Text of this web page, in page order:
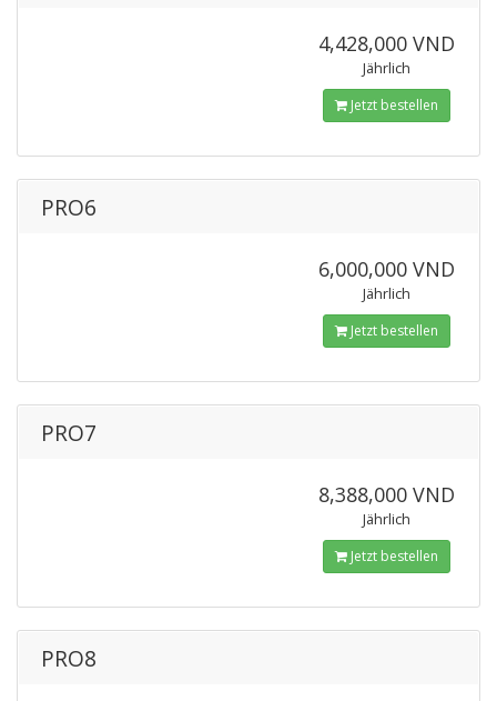
4,428,000 VND
Jährlich
Jetzt bestellen
PRO6
6,000,000 VND
Jährlich
Jetzt bestellen
PRO7
8,388,000 VND
Jährlich
Jetzt bestellen
PRO8